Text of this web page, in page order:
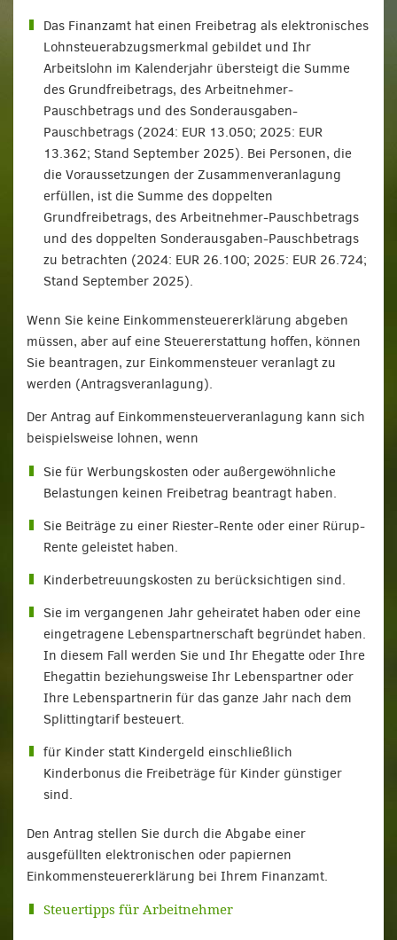
Das Finanzamt hat einen Freibetrag als elektronisches
Lohnsteuerabzugsmerkmal gebildet und Ihr
Arbeitslohn im Kalenderjahr übersteigt die Summe
des Grundfreibetrags, des Arbeitnehmer-
Pauschbetrags und des Sonderausgaben-
Pauschbetrags (2024: EUR 13.050; 2025: EUR
13.362; Stand September 2025). Bei Personen, die
die Voraussetzungen der Zusammenveranlagung
erfüllen, ist die Summe des doppelten
Grundfreibetrags, des Arbeitnehmer-Pauschbetrags
und des doppelten Sonderausgaben-Pauschbetrags
zu betrachten (2024: EUR 26.100; 2025: EUR 26.724;
Stand September 2025).
Wenn Sie keine Einkommensteuererklärung abgeben
müssen, aber auf eine Steuererstattung hoffen, können
Sie beantragen, zur Einkommensteuer veranlagt zu
werden (Antragsveranlagung).
Der Antrag auf Einkommensteuerveranlagung kann sich
beispielsweise lohnen, wenn
Sie für Werbungskosten oder außergewöhnliche
Belastungen keinen Freibetrag beantragt haben.
Sie Beiträge zu einer Riester-Rente oder einer Rürup-
Rente geleistet haben.
Kinderbetreuungskosten zu berücksichtigen sind.
Sie im vergangenen Jahr geheiratet haben oder eine
eingetragene Lebenspartnerschaft begründet haben.
In diesem Fall werden Sie und Ihr Ehegatte oder Ihre
Ehegattin beziehungsweise Ihr Lebenspartner oder
Ihre Lebenspartnerin für das ganze Jahr nach dem
Splittingtarif besteuert.
für Kinder statt Kindergeld einschließlich
Kinderbonus die Freibeträge für Kinder günstiger
sind.
Den Antrag stellen Sie durch die Abgabe einer
ausgefüllten elektronischen oder papiernen
Einkommensteuererklärung bei Ihrem Finanzamt.
Steuertipps für Arbeitnehmer